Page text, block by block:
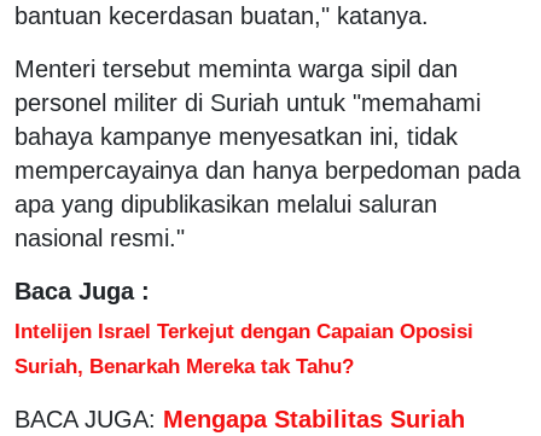
bantuan kecerdasan buatan," katanya.
Menteri tersebut meminta warga sipil dan
personel militer di Suriah untuk "memahami
bahaya kampanye menyesatkan ini, tidak
mempercayainya dan hanya berpedoman pada
apa yang dipublikasikan melalui saluran
nasional resmi."
Baca Juga :
Intelijen Israel Terkejut dengan Capaian Oposisi
Suriah, Benarkah Mereka tak Tahu?
BACA JUGA: Mengapa Stabilitas Suriah